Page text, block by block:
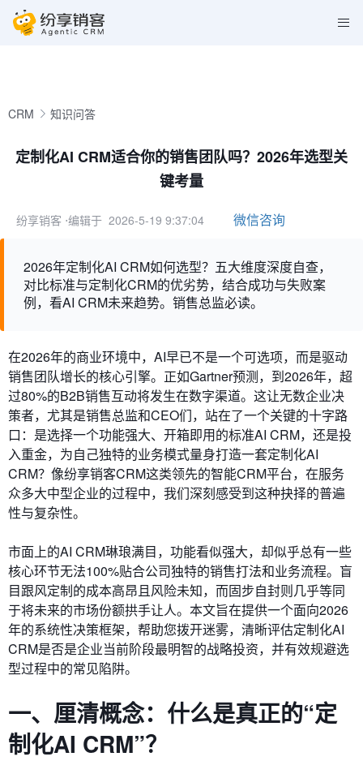
CRM 知识问答
定制化AI CRM适合你的销售团队吗？2026年选型关
键考量
纷享销客 ⋅编辑于 2026-5-19 9:37:04 微信咨询
2026年定制化AI CRM如何选型？五大维度深度自查，
对比标准与定制化CRM的优劣势，结合成功与失败案
例，看AI CRM未来趋势。销售总监必读。
在2026年的商业环境中，AI早已不是一个可选项，而是驱动
销售团队增长的核心引擎。正如Gartner预测，到2026年，超
过80%的B2B销售互动将发生在数字渠道。这让无数企业决
策者，尤其是销售总监和CEO们，站在了一个关键的十字路
口：是选择一个功能强大、开箱即用的标准AI CRM，还是投
入重金，为自己独特的业务模式量身打造一套定制化AI
CRM？像纷享销客CRM这类领先的智能CRM平台，在服务
众多大中型企业的过程中，我们深刻感受到这种抉择的普遍
性与复杂性。
市面上的AI CRM琳琅满目，功能看似强大，却似乎总有一些
核心环节无法100%贴合公司独特的销售打法和业务流程。盲
目跟风定制的成本高昂且风险未知，而固步自封则几乎等同
于将未来的市场份额拱手让人。本文旨在提供一个面向2026
年的系统性决策框架，帮助您拨开迷雾，清晰评估定制化AI
CRM是否是企业当前阶段最明智的战略投资，并有效规避选
型过程中的常见陷阱。
一、厘清概念：什么是真正的“定
制化AI CRM”？